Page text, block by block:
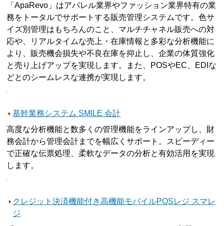
「ApaRevo」はアパレル業界やファッション業界特有の業
務をトータルでサポートする販売管理システムです。色サ
イズ別管理はもちろんのこと、マルチチャネル販売への対
応や、リアルタイムな売上・在庫情報と多彩な分析機能に
より、販売機会損失や不良在庫を抑止し、企業の体質強化
と売り上げアップを実現します。また、POSやEC、EDIな
どとのシームレスな連携が実現します。
基幹業務システム SMILE 会計
高度な分析機能と数多くの管理機能をラインアップし、財
務会計から管理会計までを幅広くサポート。スピーディー
で正確な伝票処理、柔軟なデータの分析と有効活用を実現
します。
クレジット決済機能付き高機能モバイルPOSレジ スマレ
ジ